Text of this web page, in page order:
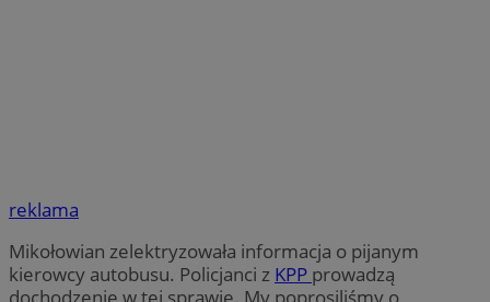
reklama
Mikołowian zelektryzowała informacja o pijanym
kierowcy autobusu. Policjanci z KPP prowadzą